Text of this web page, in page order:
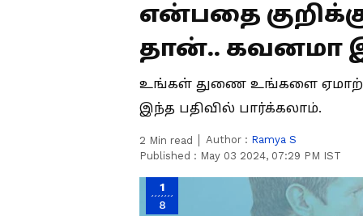
என்பதை
தான்.. கவனமா
உங்கள் துணை உங்களை
இந்த பதிவில் பார்க்கலாம்.
2 Min read Author : Ramya S
Published : May 03 2024, 07:29 PM IST
1
8